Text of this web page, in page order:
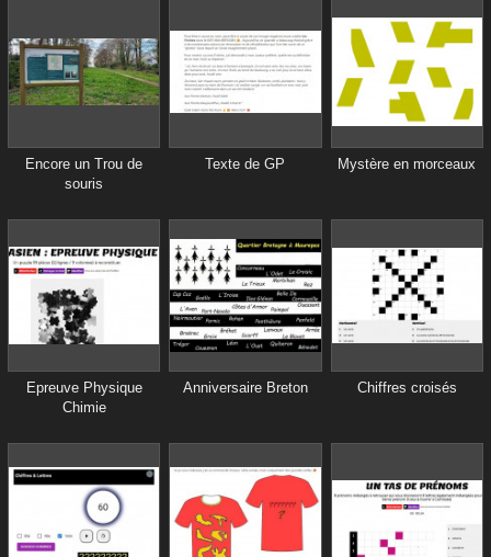
Encore un Trou de
souris
Texte de GP Mystère en morceaux
Epreuve Physique
Chimie
Anniversaire Breton Chiffres croisés